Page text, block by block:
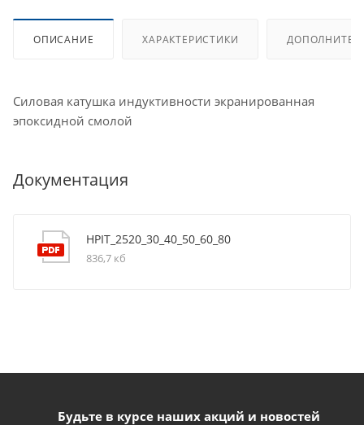
ОПИСАНИЕ ХАРАКТЕРИСТИКИ
Силовая катушка индуктивности экранированная
эпоксидной смолой
Документация
HPIT_2520_30_40_50_60_80
836,7 кб
Будьте в курсе наших акций и новостей